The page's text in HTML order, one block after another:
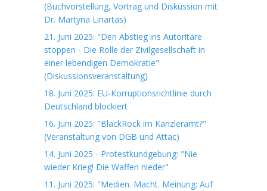
(Buchvorstellung, Vortrag und Diskussion mit
Dr. Martyna Linartas)
21. Juni 2025: "Den Abstieg ins Autoritäre
stoppen - Die Rolle der Zivilgesellschaft in
einer lebendigen Demokratie"
(Diskussionsveranstaltung)
18. Juni 2025: EU-Korruptionsrichtlinie durch
Deutschland blockiert
16. Juni 2025: "BlackRock im Kanzleramt?"
(Veranstaltung von DGB und Attac)
14. Juni 2025 - Protestkundgebung: "Nie
wieder Krieg! Die Waffen nieder"
11. Juni 2025: "Medien. Macht. Meinung: Auf